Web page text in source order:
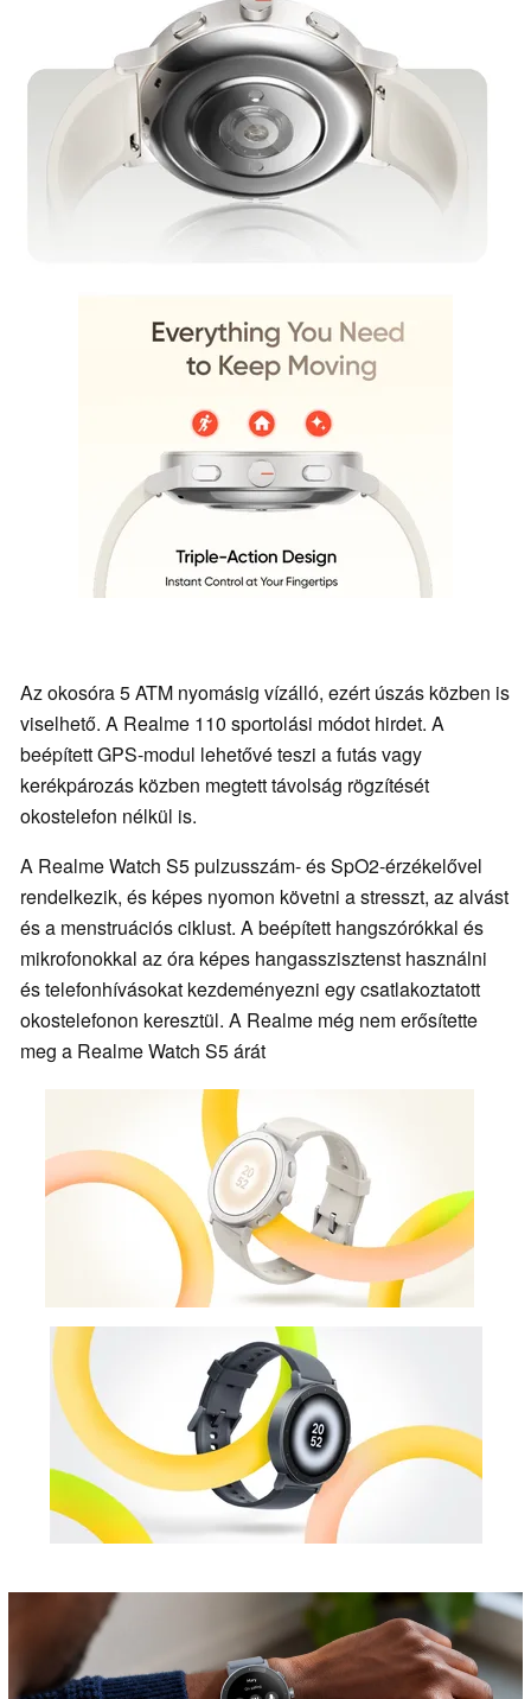
Az okosóra 5 ATM nyomásig vízálló, ezért úszás közben is
viselhető. A Realme 110 sportolási módot hirdet. A
beépített GPS-modul lehetővé teszi a futás vagy
kerékpározás közben megtett távolság rögzítését
okostelefon nélkül is.
A Realme Watch S5 pulzusszám- és SpO2-érzékelővel
rendelkezik, és képes nyomon követni a stresszt, az alvást
és a menstruációs ciklust. A beépített hangszórókkal és
mikrofonokkal az óra képes hangasszisztenst használni
és telefonhívásokat kezdeményezni egy csatlakoztatott
okostelefonon keresztül. A Realme még nem erősítette
meg a Realme Watch S5 árát